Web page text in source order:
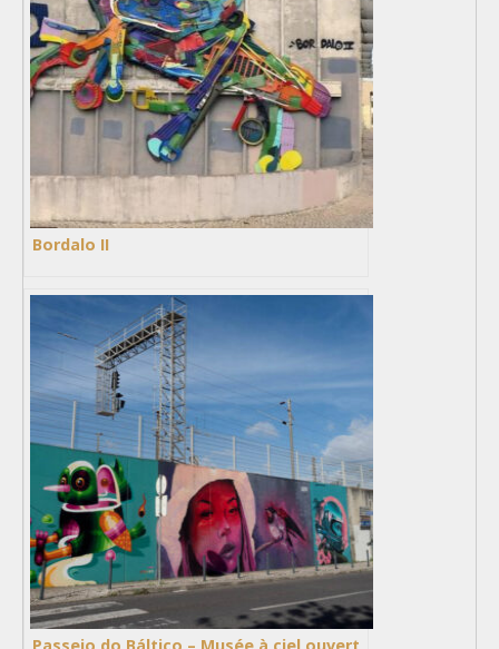
Bordalo II